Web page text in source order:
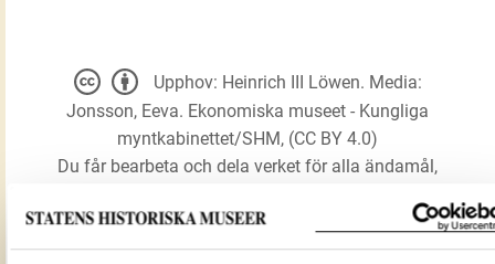
Upphov: Heinrich III Löwen. Media:
Jonsson, Eeva. Ekonomiska museet - Kungliga
myntkabinettet/SHM, (CC BY 4.0)
Du får bearbeta och dela verket för alla ändamål,
upphovsperson och licensgivare.